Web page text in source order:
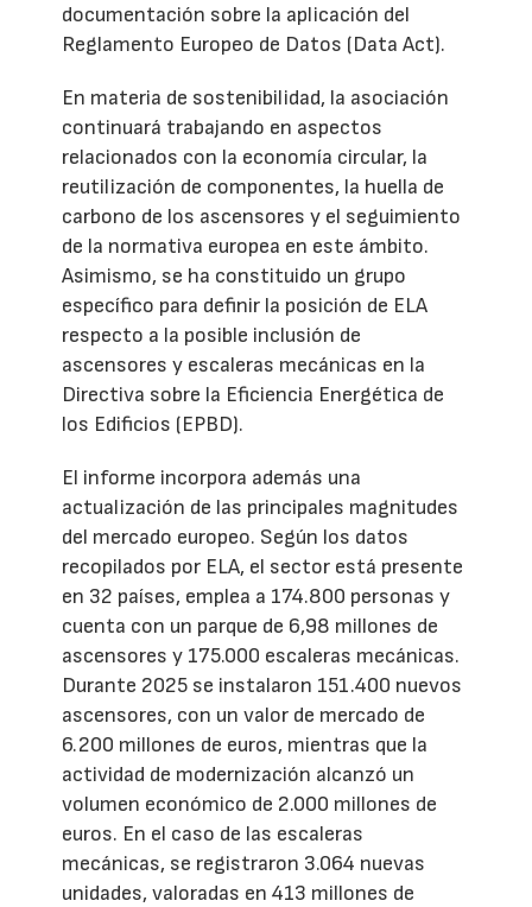
documentación sobre la aplicación del
Reglamento Europeo de Datos (Data Act).
En materia de sostenibilidad, la asociación
continuará trabajando en aspectos
relacionados con la economía circular, la
reutilización de componentes, la huella de
carbono de los ascensores y el seguimiento
de la normativa europea en este ámbito.
Asimismo, se ha constituido un grupo
específico para definir la posición de ELA
respecto a la posible inclusión de
ascensores y escaleras mecánicas en la
Directiva sobre la Eficiencia Energética de
los Edificios (EPBD).
El informe incorpora además una
actualización de las principales magnitudes
del mercado europeo. Según los datos
recopilados por ELA, el sector está presente
en 32 países, emplea a 174.800 personas y
cuenta con un parque de 6,98 millones de
ascensores y 175.000 escaleras mecánicas.
Durante 2025 se instalaron 151.400 nuevos
ascensores, con un valor de mercado de
6.200 millones de euros, mientras que la
actividad de modernización alcanzó un
volumen económico de 2.000 millones de
euros. En el caso de las escaleras
mecánicas, se registraron 3.064 nuevas
unidades, valoradas en 413 millones de